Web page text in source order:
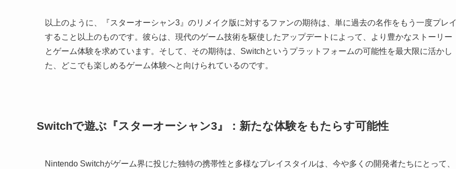
以上のように、『スターオーシャン3』のリメイク版に対するファンの期待は、単に過去の名作をもう一度プレイ
すること以上のものです。彼らは、現代のゲーム技術を駆使したアップデートによって、より豊かなストーリー
とゲーム体験を求めています。そして、その期待は、Switchというプラットフォームの可能性を最大限に活かし
た、どこでも楽しめるゲーム体験へと向けられているのです。
Switchで遊ぶ『スターオーシャン3』：新たな体験をもたらす可能性
Nintendo Switchがゲーム界に投じた独特の携帯性と多様なプレイスタイルは、今や多くの開発者たちにとって、